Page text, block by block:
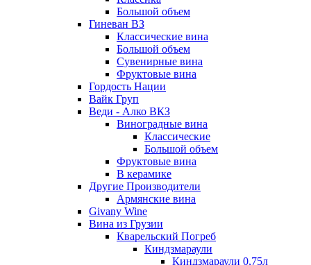
Большой объем
Гиневан ВЗ
Классические вина
Большой объем
Сувенирные вина
Фруктовые вина
Гордость Нации
Вайк Груп
Веди - Алко ВКЗ
Виноградные вина
Классические
Большой объем
Фруктовые вина
В керамике
Другие Производители
Армянские вина
Givany Wine
Вина из Грузии
Кварельский Погреб
Киндзмараули
Киндзмараули 0,75л